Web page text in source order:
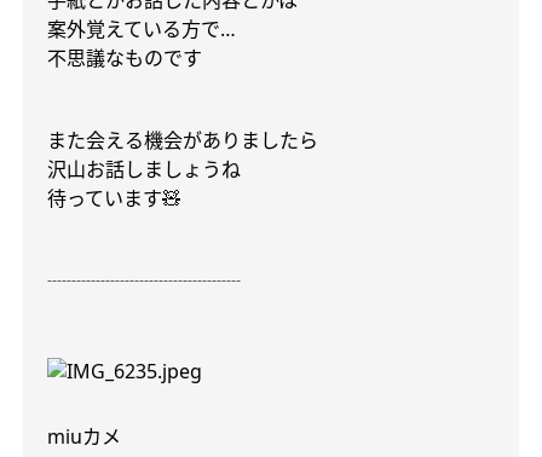
案外覚えている方で…
不思議なものです
また会える機会がありましたら
沢山お話しましょうね
待っています🧸
┈┈┈┈┈┈┈┈┈┈
miuカメ